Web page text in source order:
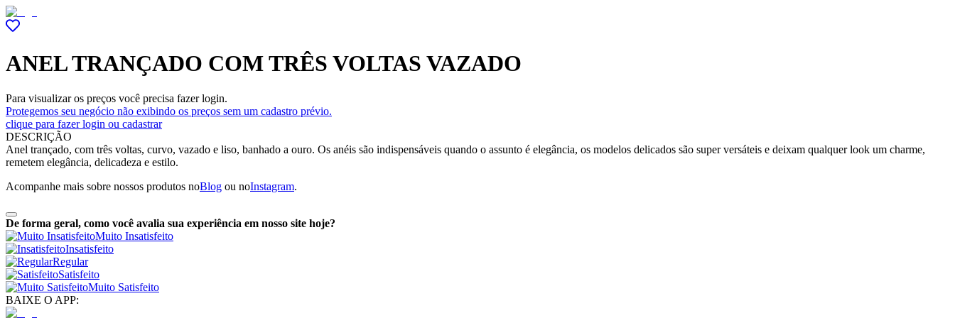
ANEL TRANÇADO COM TRÊS VOLTAS VAZADO
Para visualizar os preços você precisa fazer login.
Protegemos seu negócio não exibindo os preços sem um cadastro prévio.
clique para fazer login ou cadastrar
DESCRIÇÃO
Anel trançado, com três voltas, curvo, vazado e liso, banhado a ouro. Os anéis são indispensáveis quando o assunto é elegância, os modelos delicados são super versáteis e deixam qualquer look um charme,
remetem elegância, delicadeza e estilo.
Acompanhe mais sobre nossos produtos noBlog ou noInstagram.
De forma geral, como você avalia sua experiência em nosso site hoje?
Muito Insatisfeito
Insatisfeito
Regular
Satisfeito
Muito Satisfeito
BAIXE O APP: